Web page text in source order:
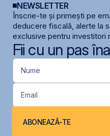
NEWSLETTER
Înscrie-te și primești pe
deducere fiscală, alerte la
exclusive pentru investitori
Fii cu un pas
Nume
Email
ABONEAZĂ-TE